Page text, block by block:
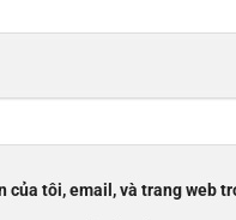
của tôi, email, và trang web